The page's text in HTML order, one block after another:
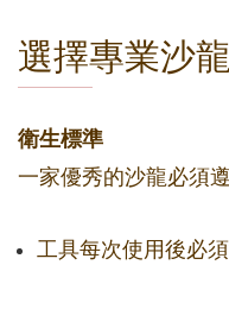
選擇專業沙
衛生標準
一家優秀的沙龍必須
工具每次使用後必